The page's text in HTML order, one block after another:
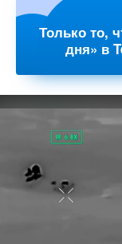
Только то,
дня» в